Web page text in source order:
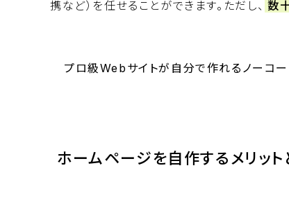
携など）を任せることができます。ただし、 数
プロ級Webサイトが自分で作れるノー
ホームページを自作するメリット